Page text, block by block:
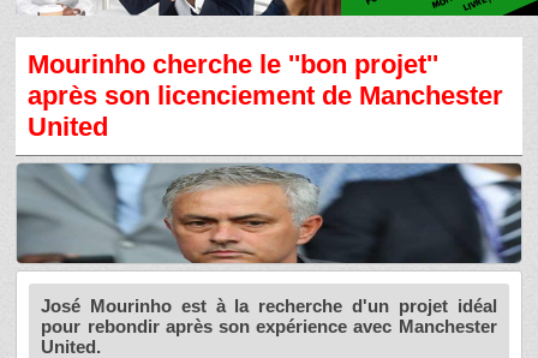
Mourinho cherche le ''bon projet''
après son licenciement de Manchester
United
José Mourinho est à la recherche d'un projet idéal
pour rebondir après son expérience avec Manchester
United.